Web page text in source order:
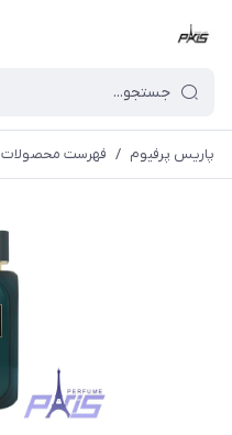
پاریس پرفیوم / فهرست محصولات